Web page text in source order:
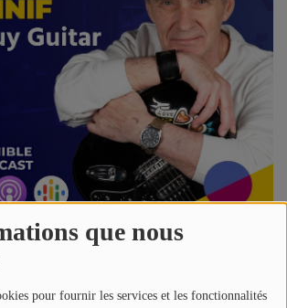
que nous
pour fournir les services et les fonctionnalités